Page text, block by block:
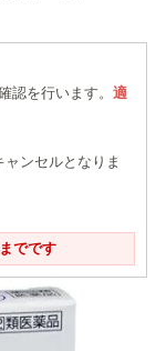
認を行います。 適
ンセルとなりま
でです